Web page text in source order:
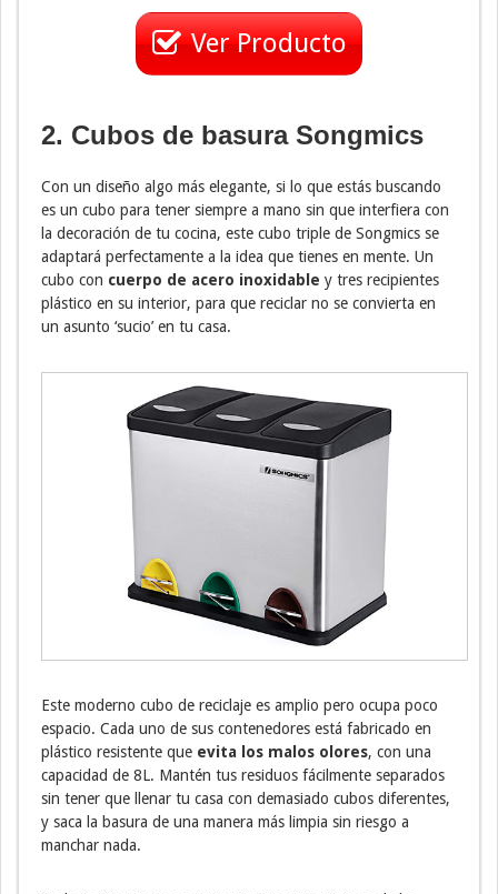
Ver Producto
2. Cubos de basura Songmics
Con un diseño algo más elegante, si lo que estás buscando
es un cubo para tener siempre a mano sin que interfiera con
la decoración de tu cocina, este cubo triple de Songmics se
adaptará perfectamente a la idea que tienes en mente. Un
cubo con cuerpo de acero inoxidable y tres recipientes
plástico en su interior, para que reciclar no se convierta en
un asunto ‘sucio’ en tu casa.
Este moderno cubo de reciclaje es amplio pero ocupa poco
espacio. Cada uno de sus contenedores está fabricado en
plástico resistente que evita los malos olores, con una
capacidad de 8L. Mantén tus residuos fácilmente separados
sin tener que llenar tu casa con demasiado cubos diferentes,
y saca la basura de una manera más limpia sin riesgo a
manchar nada.